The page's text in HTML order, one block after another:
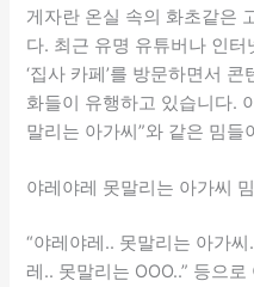
게자란 온실 속의 화초같은
다. 최근 유명 유튜버나 인터
‘집사 카페’를 방문하면서
화들이 유행하고 있습니다.
말리는 아가씨”와 같은 밈
야레야레 못말리는 아가씨
“야레야레.. 못말리는 아가
레.. 못말리는 OOO..” 등으